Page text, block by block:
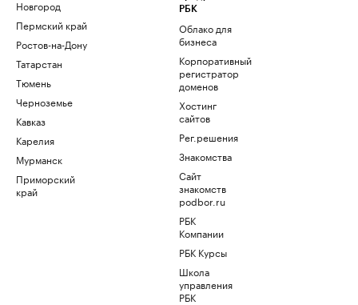
Новгород
Пермский край
Ростов-на-Дону
Татарстан
Тюмень
Черноземье
Кавказ
Карелия
Мурманск
Приморский
край
РБК
Облако для
бизнеса
Корпоративный
регистратор
доменов
Хостинг
сайтов
Рег.решения
Знакомства
Сайт
знакомств
podbor.ru
РБК
Компании
РБК Курсы
Школа
управления
РБК